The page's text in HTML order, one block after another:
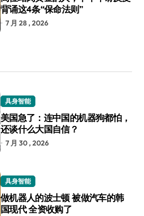
背诵这4条“保命法则”
7 月 28 , 2026
具身智能
美国急了：连中国的机器狗都怕，
还谈什么大国自信？
7 月 30 , 2026
具身智能
做机器人的波士顿 被做汽车的韩
国现代 全资收购了